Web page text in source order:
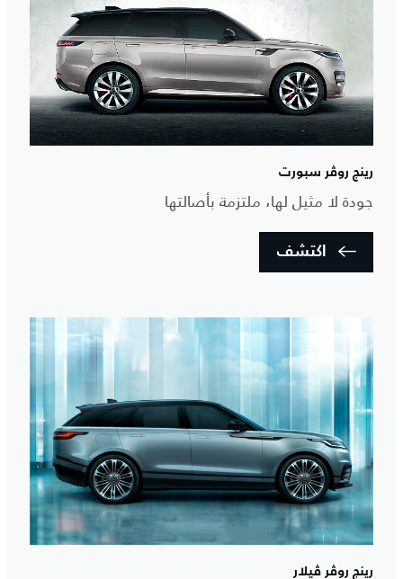
رينج روڤر سبورت
جودة لا مثيل لها، ملتزمة بأصالتها
اكتشف
رينج روڤر ڤيلار